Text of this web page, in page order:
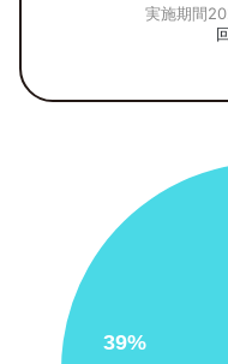
実施期間